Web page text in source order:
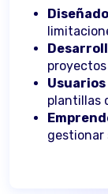
Usuarios
plantillas
gestionar